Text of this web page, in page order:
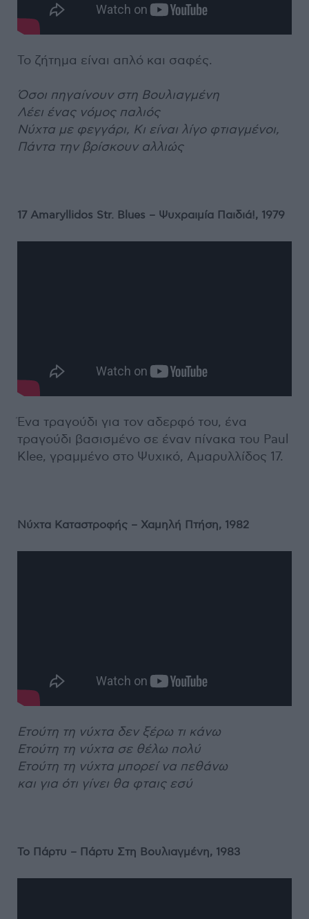
Το ζήτημα είναι απλό και σαφές.
Όσοι πηγαίνουν στη Βουλιαγμένη
Λέει ένας νόμος παλιός
Νύχτα με φεγγάρι, Κι είναι λίγο φτιαγμένοι,
Πάντα την βρίσκουν αλλιώς
17 Amaryllidos Str. Blues – Ψυχραιμία Παιδιά!, 1979
Ένα τραγούδι για τον αδερφό του, ένα
τραγούδι βασισμένο σε έναν πίνακα του Paul
Klee, γραμμένο στο Ψυχικό, Αμαρυλλίδος 17.
Νύχτα Καταστροφής – Χαμηλή Πτήση, 1982
Ετούτη τη νύχτα δεν ξέρω τι κάνω
Ετούτη τη νύχτα σε θέλω πολύ
Ετούτη τη νύχτα μπορεί να πεθάνω
και για ότι γίνει θα φταις εσύ
Το Πάρτυ – Πάρτυ Στη Βουλιαγμένη, 1983